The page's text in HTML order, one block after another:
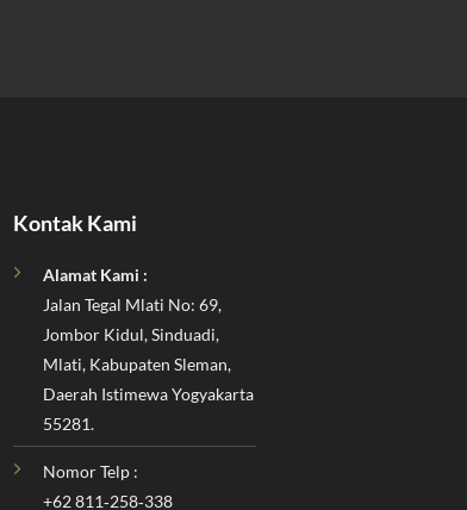
Kontak Kami
Alamat Kami :
Jalan Tegal Mlati No: 69,
Jombor Kidul, Sinduadi,
Mlati, Kabupaten Sleman,
Daerah Istimewa Yogyakarta
55281.
Nomor Telp :
‪+62 811‑258‑338‬